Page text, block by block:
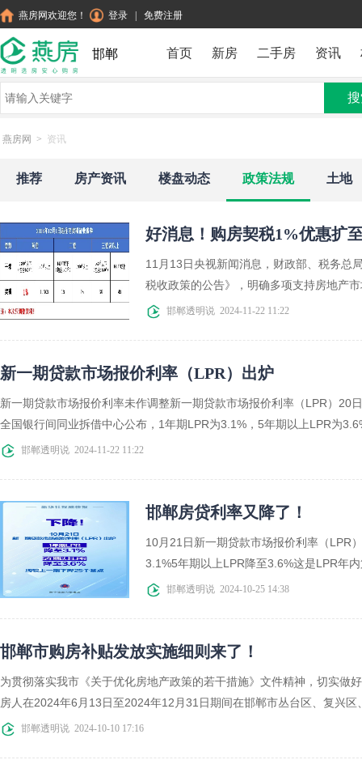
燕房网欢迎您！ 登录 免费注册
邯郸 首页 新房 二手房 资讯
燕房网 > 资讯
推荐 房产资讯 楼盘动态 政策法规 土地
好消息！购房契税1%优惠扩
11月13日央视新闻消息，财政部、税务总
税收政策的公告》，明确多项支持房地产
邯郸透明说 2024-11-22 11:22
新一期贷款市场报价利率（LPR）出炉
新一期贷款市场报价利率未作调整新一期贷款市场报价利率（LPR）
全国银行间同业拆借中心公布，1年期LPR为3.1%，5年期以上LPR为
邯郸透明说 2024-11-22 11:22
邯郸房贷利率又降了！
10月21日新一期贷款市场报价利率（LPR
3.1%5年期以上LPR降至3.6%这是LPR年
邯郸透明说 2024-10-25 14:38
邯郸市购房补贴发放实施细则来了！
为贯彻落实我市《关于优化房地产政策的若干措施》文件精神，切实做
房人在2024年6月13日至2024年12月31日期间在邯郸市丛台区、复兴
邯郸透明说 2024-10-10 17:16